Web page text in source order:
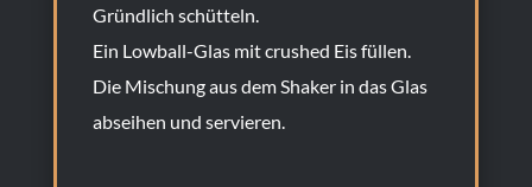
Gründlich schütteln.
Ein Lowball-Glas mit crushed Eis füllen.
Die Mischung aus dem Shaker in das Glas
abseihen und servieren.